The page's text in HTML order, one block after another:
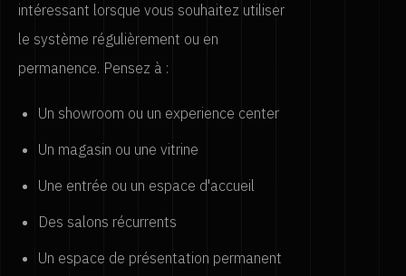
intéressant lorsque vous souhaitez utiliser
le système régulièrement ou en
permanence. Pensez à :
Un showroom ou un experience center
Un magasin ou une vitrine
Une entrée ou un espace d'accueil
Des salons récurrents
Un espace de présentation permanent